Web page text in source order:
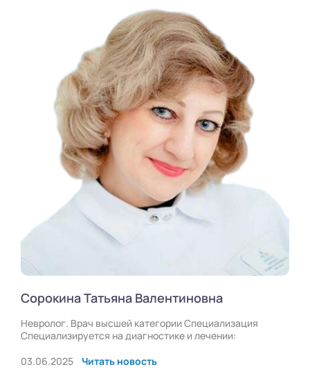
Сорокина Татьяна Валентиновна
Невролог. Врач высшей категории Специализация
Специализируется на диагностике и лечении:
03.06.2025
Читать новость